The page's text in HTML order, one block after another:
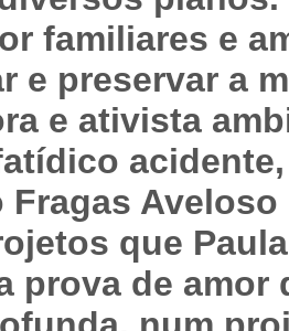
familiares e
e preservar a
e ativista
Fragas
que
prova de